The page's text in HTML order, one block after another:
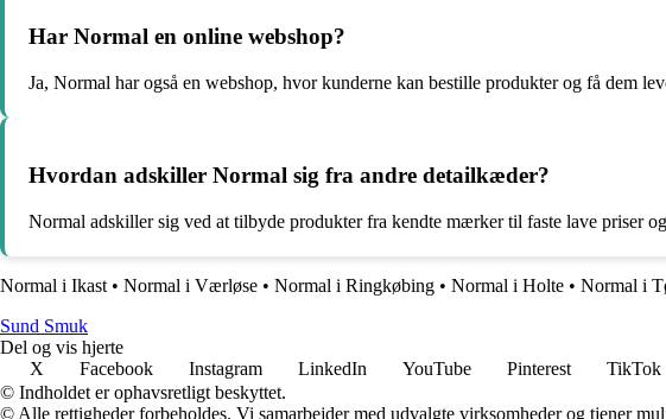
Har Normal en online webshop?
Ja, Normal har også en webshop, hvor kunderne kan bestille produkter og få dem
Hvordan adskiller Normal sig fra andre detailkæder?
Normal adskiller sig ved at tilbyde produkter fra kendte mærker til faste lave priser
Normal i Ikast • Normal i Værløse • Normal i Ringkøbing • Normal i Holte • Normal i
Sund Smuk
Del og vis hjerte
X
Facebook Instagram LinkedIn YouTube Pinterest TikTok
© Indholdet er ophavsretligt beskyttet.
© Alle rettigheder forbeholdes. Vi samarbejder med udvalgte virksomheder og tjener